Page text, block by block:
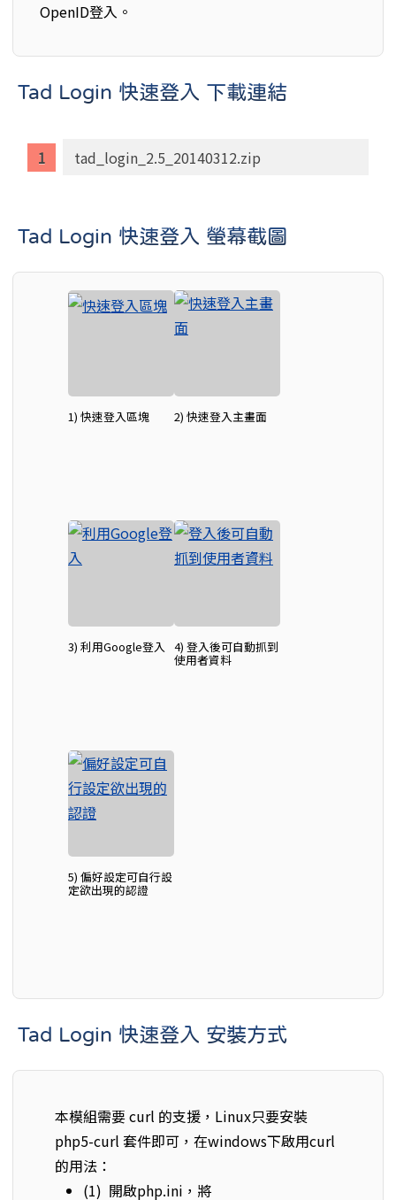
OpenID登入。
Tad Login 快速登入 下載連結
tad_login_2.5_20140312.zip
Tad Login 快速登入 螢幕截圖
1) 快速登入區塊 2) 快速登入主畫面
3) 利用Google登入 4) 登入後可自動抓到
使用者資料
5) 偏好設定可自行設
定欲出現的認證
Tad Login 快速登入 安裝方式
本模組需要 curl 的支援，Linux只要安裝
php5-curl 套件即可，在windows下啟用curl
的用法：
(1) 開啟php.ini，將